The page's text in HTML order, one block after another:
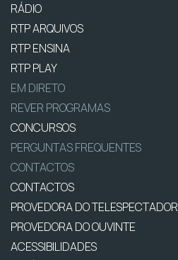
RÁDIO
RTP ARQUIVOS
RTP ENSINA
RTP PLAY
EM DIRETO
REVER PROGRAMAS
CONCURSOS
PERGUNTAS FREQUENTES
CONTACTOS
CONTACTOS
PROVEDORA DO TELESPECTADOR
PROVEDORA DO OUVINTE
ACESSIBILIDADES